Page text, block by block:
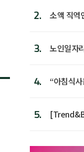
2.
소액 직역
3.
노인일자
4.
“아침식
5.